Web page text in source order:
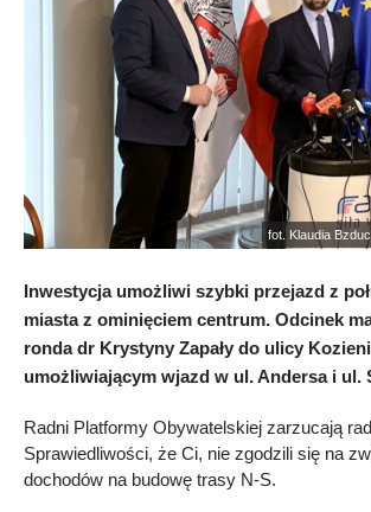
fot. Klaudia
Inwestycja umożliwi szybki przejazd z
miasta z ominięciem centrum. Odcinek
ronda dr Krystyny Zapały do ulicy
umożliwiającym wjazd w ul. Andersa i ul.
Radni Platformy Obywatelskiej zarzucają
Sprawiedliwości, że Ci, nie zgodzili się na
dochodów na budowę trasy N-S.